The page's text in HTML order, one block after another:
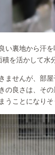
い裏地から汗
を活かして水
ませんが、部
の良さは、そ
うことになりそ